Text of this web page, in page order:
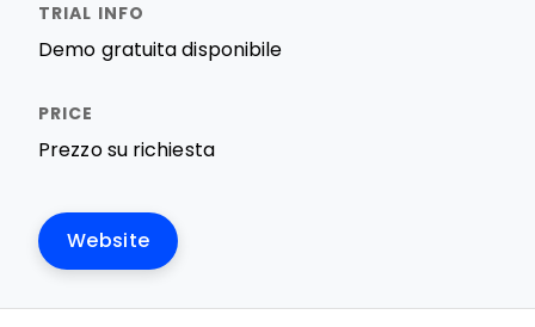
Demo gratuita disponibile
Prezzo su richiesta
Website